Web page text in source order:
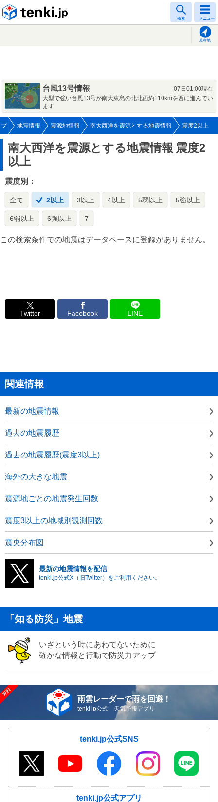
検索 メニュー
現在地
台風13号情報
07日01:00現在
大型で強い台風13号が南大東島の北北西約110kmを西に進んでい
ます
地震情報 震源地情報 南大西洋を震源とする地震情報 震度2以上
南大西洋を震源とする地震情報 震度2
以上
震度別：
全て 2以上 3以上 4以上 5弱以上 5強以上
6弱以上 6強以上 7
この検索条件での地震はデータベースに登録がありません。
Twitter Facebook LINE
関連情報
最新の地震情報
過去の地震履歴
過去の地震履歴(震度3以上)
海外の大きな地震
震源地ごとの地震発生回数
震度3以上の地域別観測回数
震央分布図
最新の地震情報を配信
tenki.jp公式X（旧Twitter）をご利用ください。
「知る防災」地震
いざという時にあわてないために
確かな情報と行動で防災力アップ
雨雲レーダーで雨を回避！
tenki.jp公式 天気予報アプリ
tenki.jp公式SNS
tenki.jp公式アプリ